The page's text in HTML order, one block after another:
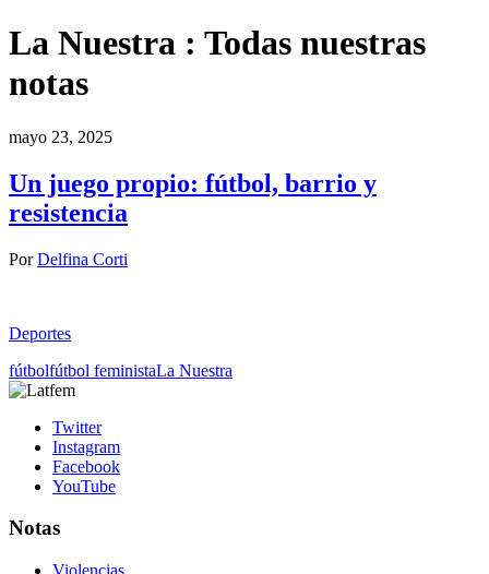
La Nuestra : Todas nuestras
notas
mayo 23, 2025
Un juego propio: fútbol, barrio y
resistencia
PorDelfina Corti
Deportes
fútbolfútbol feministaLa Nuestra
Twitter
Instagram
Facebook
YouTube
Notas